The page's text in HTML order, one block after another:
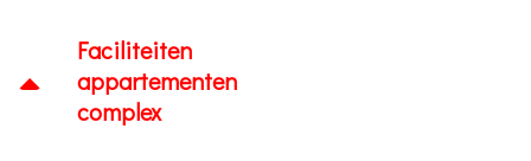
Faciliteiten
appartementen
complex